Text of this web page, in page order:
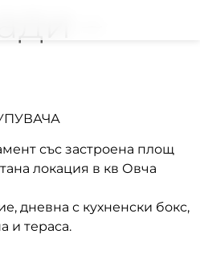
–
със застроена площ
локация в кв Овча
дневна с кухненски бокс,
и тераса.